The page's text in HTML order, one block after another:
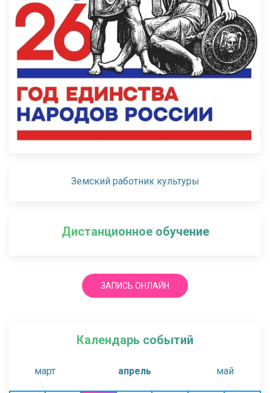
Земский работник культуры
Дистанционное обучение
ЗАПИСЬ ОНЛАЙН
Календарь событий
март апрель май